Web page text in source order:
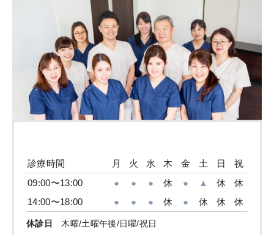
診療時間 月 火 水 木 金 土 日
祝
09:00〜13:00
● ● ● 休 ● ▲ 休
休
14:00〜18:00
● ● ● 休 ● 休 休 休
休診日
木曜/土曜午後/日曜/祝日